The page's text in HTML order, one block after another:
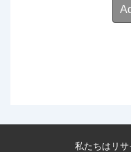
私たちはリ